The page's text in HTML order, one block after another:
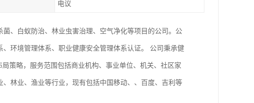
电议
、白蚁防治、林业虫害治理、空气净化等项目的公司。公
环境管理体系、职业健康安全管理体系认证。 公司秉承健
策略，服务范围包括商业机构、事业单位、机关、社区家
林业、渔业等行业，现有包括中国移动、、百度、吉利等